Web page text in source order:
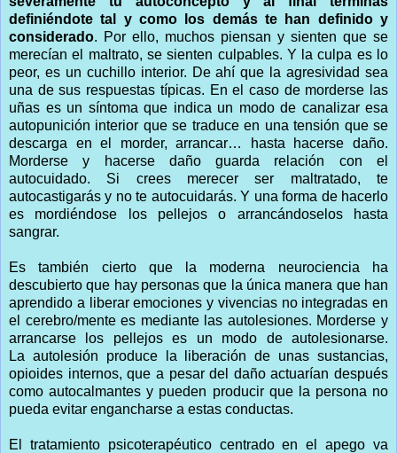
definiéndote tal y como los demás te han definido y
considerado. Por ello, muchos piensan y sienten que se
merecían el maltrato, se sienten culpables. Y la culpa es lo
peor, es un cuchillo interior. De ahí que la agresividad sea
una de sus respuestas típicas. En el caso de morderse las
uñas es un síntoma que indica un modo de canalizar esa
autopunición interior que se traduce en una tensión que se
descarga en el morder, arrancar… hasta hacerse daño.
Morderse y hacerse daño guarda relación con el
autocuidado. Si crees merecer ser maltratado, te
autocastigarás y no te autocuidarás. Y una forma de hacerlo
es mordiéndose los pellejos o arrancándoselos hasta
sangrar.
Es también cierto que la moderna neurociencia ha
descubierto que hay personas que la única manera que han
aprendido a liberar emociones y vivencias no integradas en
el cerebro/mente es mediante las autolesiones. Morderse y
arrancarse los pellejos es un modo de autolesionarse.
La autolesión produce la liberación de unas sustancias,
opioides internos, que a pesar del daño actuarían después
como autocalmantes y pueden producir que la persona no
pueda evitar engancharse a estas conductas.
El tratamiento psicoterapéutico centrado en el apego va